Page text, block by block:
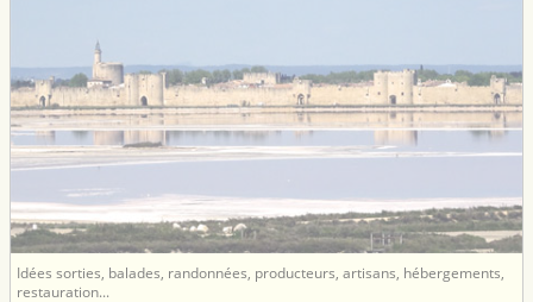
Idées sorties, balades, randonnées, producteurs, artisans, hébergements,
restauration...